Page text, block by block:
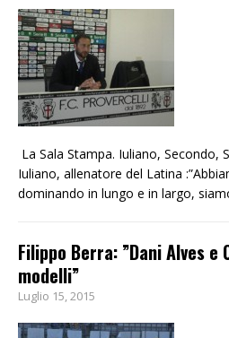
La Sala Stampa. Iuliano, Secondo,
Iuliano, allenatore del Latina
dominando in lungo e in largo,
Filippo Berra: ”Dani Alves e
modelli”
Luglio 15, 2015